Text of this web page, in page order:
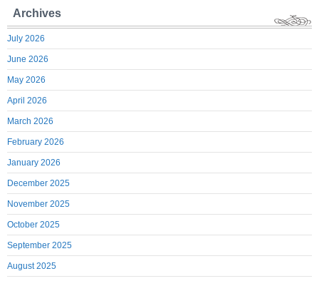
Archives
July 2026
June 2026
May 2026
April 2026
March 2026
February 2026
January 2026
December 2025
November 2025
October 2025
September 2025
August 2025